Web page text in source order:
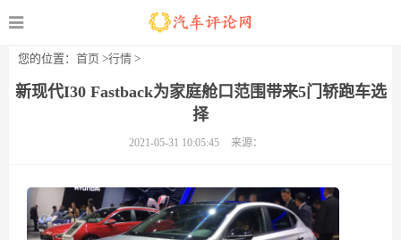
您的位置： 首页 >行情 >
新现代I30 Fastback为家庭舱口范围带来5门轿跑车选
择
2021-05-31 10:05:45 来源：